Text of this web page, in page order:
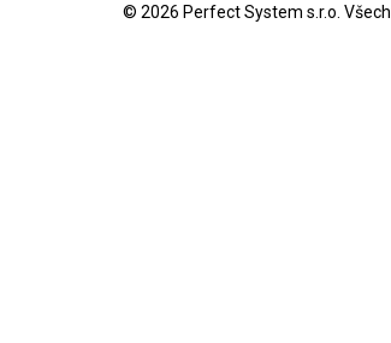
© 2026 Perfect System s.r.o .